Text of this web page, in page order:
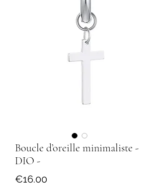
Boucle d’oreille minimaliste -
DIO -
€16.00Price